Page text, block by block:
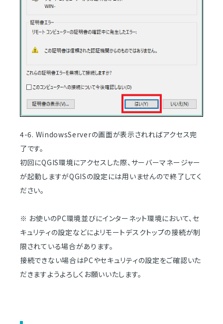
4-6. WindowsServerの画面が表示されればアクセス完
了です。
初回にQGIS環境にアクセスした際、サーバーマネージャー
が起動しますがQGISの設定には用いませんので終了してく
ださい。
※ お使いのPC環境並びにインターネット環境において、セ
キュリティの設定などによリモートデスクトップの接続が制
限されている場合があります。
接続できない場合はPCやセキュリティの設定をご確認いた
だきますようよろしくお願いいたします。